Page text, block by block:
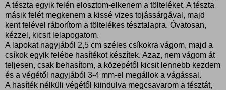
A tészta egyik felén elosztom-elkenem a tölteléket. A tészta
másik felét megkenem a kissé vizes tojássárgával, majd
kent felével ráborítom a töltelékes tésztalapra. Óvatosan,
kézzel, kicsit lelapogatom.
A lapokat nagyjából 2,5 cm széles csíkokra vágom, majd a
csíkok egyik felébe hasítékot készítek. Azaz, nem vágom át
teljesen, csak behasítom, a közepétől kicsit lennebb kezdem
és a végétől nagyjából 3-4 mm-el megállok a vágással.
A hasíték nélküli végétől kiindulva megcsavarom a tésztát,